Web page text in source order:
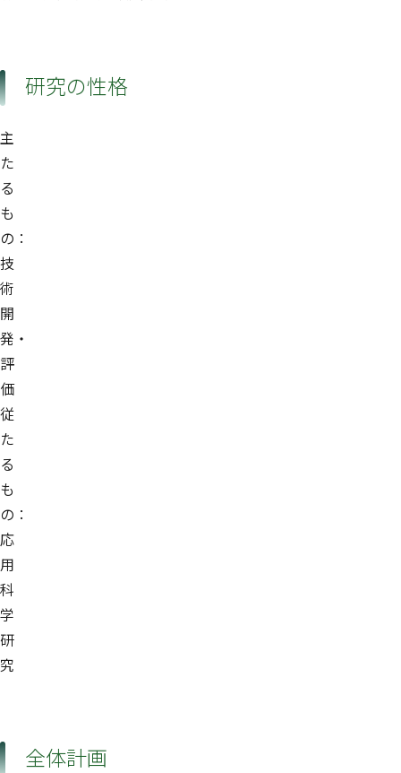
研究の性格
主
た
る
も
の：
技
術
開
発・
評
価
従
た
る
も
の：
応
用
科
学
研
究
全体計画